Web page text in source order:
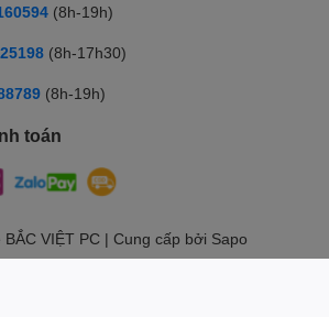
(8h-19h)
(8h-17h30)
(8h-19h)
toán
BẮC VIỆT PC | Cung cấp bởi Sapo